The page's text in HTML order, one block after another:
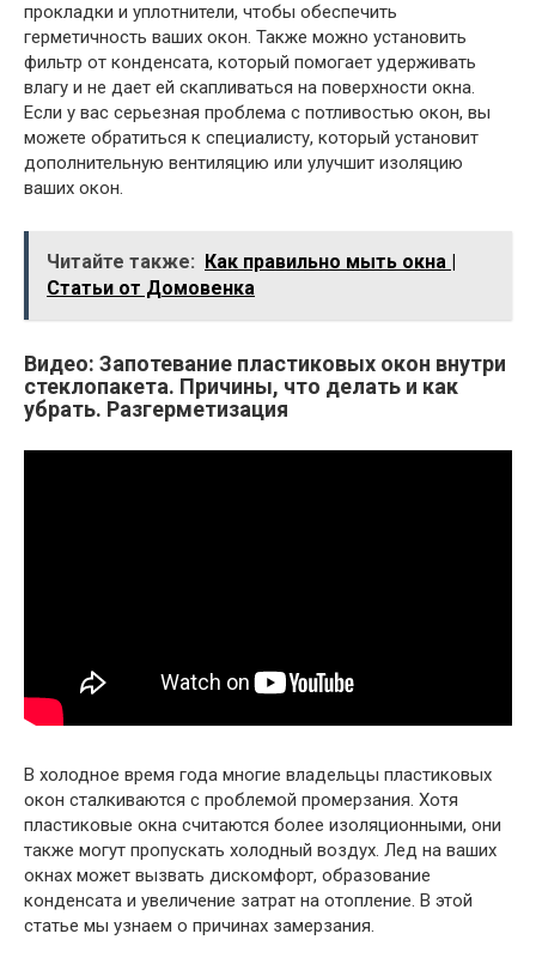
прокладки и уплотнители, чтобы обеспечить
герметичность ваших окон. Также можно установить
фильтр от конденсата, который помогает удерживать
влагу и не дает ей скапливаться на поверхности окна.
Если у вас серьезная проблема с потливостью окон, вы
можете обратиться к специалисту, который установит
дополнительную вентиляцию или улучшит изоляцию
ваших окон.
Читайте также:
Как правильно мыть окна |
Статьи от Домовенка
Видео: Запотевание пластиковых окон внутри
стеклопакета. Причины, что делать и как
убрать. Разгерметизация
В холодное время года многие владельцы пластиковых
окон сталкиваются с проблемой промерзания. Хотя
пластиковые окна считаются более изоляционными, они
также могут пропускать холодный воздух. Лед на ваших
окнах может вызвать дискомфорт, образование
конденсата и увеличение затрат на отопление. В этой
статье мы узнаем о причинах замерзания.